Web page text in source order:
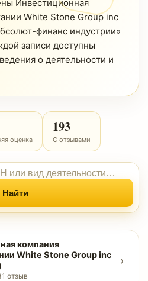
Инвестиционная
White Stone Group inc
финанс индустрии»
записи доступны
о деятельности и
оценка С отзывами
193
Найти
компания
White Stone Group inc
отзыв
›